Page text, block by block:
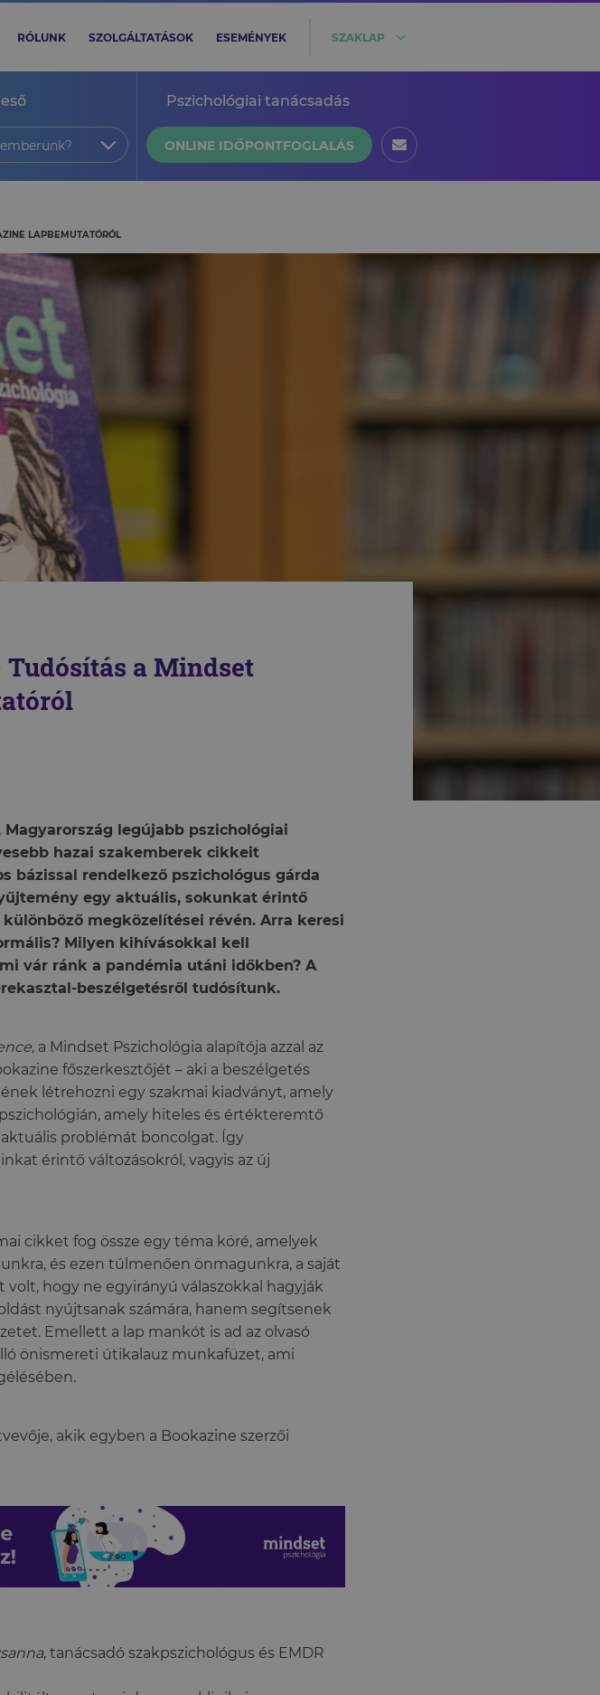
RÓLUNK SZOLGÁLTATÁSOK ESEMÉNYEK SZAKLAP
Pszichológiai tanácsadás
ONLINE IDŐPONTFOGLALÁS
LAPBEMUTATÓRÓL
a Mindset
legújabb pszichológiai
hazai szakemberek cikkeit
bázissal rendelkező pszichológus gárda
egy aktuális, sokunkat érintő
megközelítései révén. Arra keresi
Milyen kihívásokkal kell
vár ránk a pandémia utáni időkben? A
beszélgetésről tudósítunk.
, a Mindset Pszichológia alapítója azzal az
főszerkesztőjét – aki a beszélgetés
létrehozni egy szakmai kiadványt, amely
amely hiteles és értékteremtő
problémát boncolgat. Így
érintő változásokról, vagyis az új
cikket fog össze egy téma köré, amelyek
és ezen túlmenően önmagunkra, a saját
hogy ne egyirányú válaszokkal hagyják
nyújtsanak számára, hanem segítsenek
Emellett a lap mankót is ad az olvasó
önismereti útikalauz munkafüzet, ami
akik egyben a Bookazine szerzői
, tanácsadó szakpszichológus és EMDR